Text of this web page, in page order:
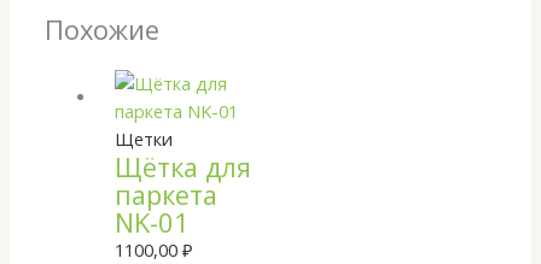
Похожие
Щетки
Щётка для
паркета
NK-01
1100,00₽